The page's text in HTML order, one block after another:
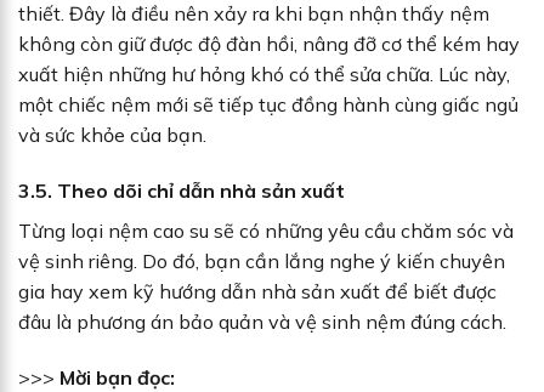
thiết. Đây là điều nên xảy ra khi bạn nhận thấy nệm
không còn giữ được độ đàn hồi, nâng đỡ cơ thể kém hay
xuất hiện những hư hỏng khó có thể sửa chữa. Lúc này,
một chiếc nệm mới sẽ tiếp tục đồng hành cùng giấc ngủ
và sức khỏe của bạn.
3.5. Theo dõi chỉ dẫn nhà sản xuất
Từng loại nệm cao su sẽ có những yêu cầu chăm sóc và
vệ sinh riêng. Do đó, bạn cần lắng nghe ý kiến chuyên
gia hay xem kỹ hướng dẫn nhà sản xuất để biết được
đâu là phương án bảo quản và vệ sinh nệm đúng cách.
>>> Mời bạn đọc: